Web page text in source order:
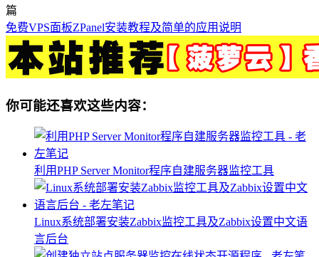
篇
免费VPS面板ZPanel安装教程及简单的应用说明
你可能还喜欢这些内容：
利用PHP Server Monitor程序自建服务器监控工具
Linux系统部署安装Zabbix监控工具及Zabbix设置中文语
言后台